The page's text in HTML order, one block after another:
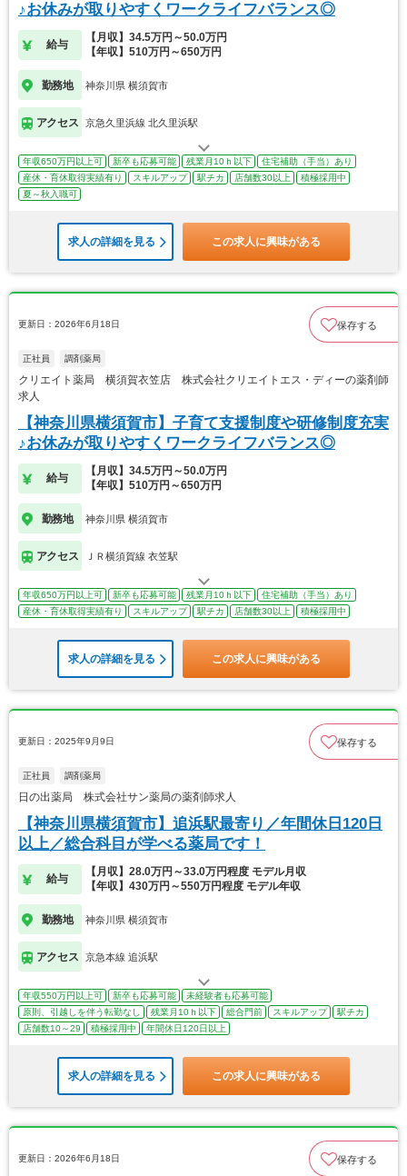
♪お休みが取りやすくワークライフバランス◎
給与
【月収】34.5万円～50.0万円
【年収】510万円～650万円
勤務地 神奈川県 横須賀市
アクセス 京急久里浜線 北久里浜駅
年収650万円以上可 新卒も応募可能 残業月10ｈ以下
住宅補助（手当）あり
産休・育休取得実績有り
スキルアップ 駅チカ 店舗数30以上
積極採用中
夏～秋入職可
求人の詳細を見る この求人に興味がある
更新日：2026年6月18日 保存する
正社員 調剤薬局
クリエイト薬局 横須賀衣笠店 株式会社クリエイトエス・ディーの薬剤師
求人
【神奈川県横須賀市】子育て支援制度や研修制度充実
♪お休みが取りやすくワークライフバランス◎
給与
【月収】34.5万円～50.0万円
【年収】510万円～650万円
勤務地 神奈川県 横須賀市
アクセス ＪＲ横須賀線 衣笠駅
年収650万円以上可 新卒も応募可能 残業月10ｈ以下
住宅補助（手当）あり
産休・育休取得実績有り
スキルアップ 駅チカ 店舗数30以上 積極採用中
求人の詳細を見る この求人に興味がある
更新日：2025年9月9日 保存する
正社員 調剤薬局
日の出薬局 株式会社サン薬局の薬剤師求人
【神奈川県横須賀市】追浜駅最寄り／年間休日120日
以上／総合科目が学べる薬局です！
給与
【月収】28.0万円～33.0万円程度 モデル月収
【年収】430万円～550万円程度 モデル年収
勤務地 神奈川県 横須賀市
アクセス 京急本線 追浜駅
年収550万円以上可 新卒も応募可能
未経験者も応募可能
原則、引越しを伴う転勤なし
残業月10ｈ以下 総合門前 スキルアップ
駅チカ
店舗数10～29
積極採用中 年間休日120日以上
求人の詳細を見る この求人に興味がある
更新日：2026年6月18日 保存する